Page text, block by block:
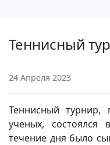
Наука
О
Теннисный
24 Апреля 2023
Теннисный турнир,
ученых, состоялся
течение дня было